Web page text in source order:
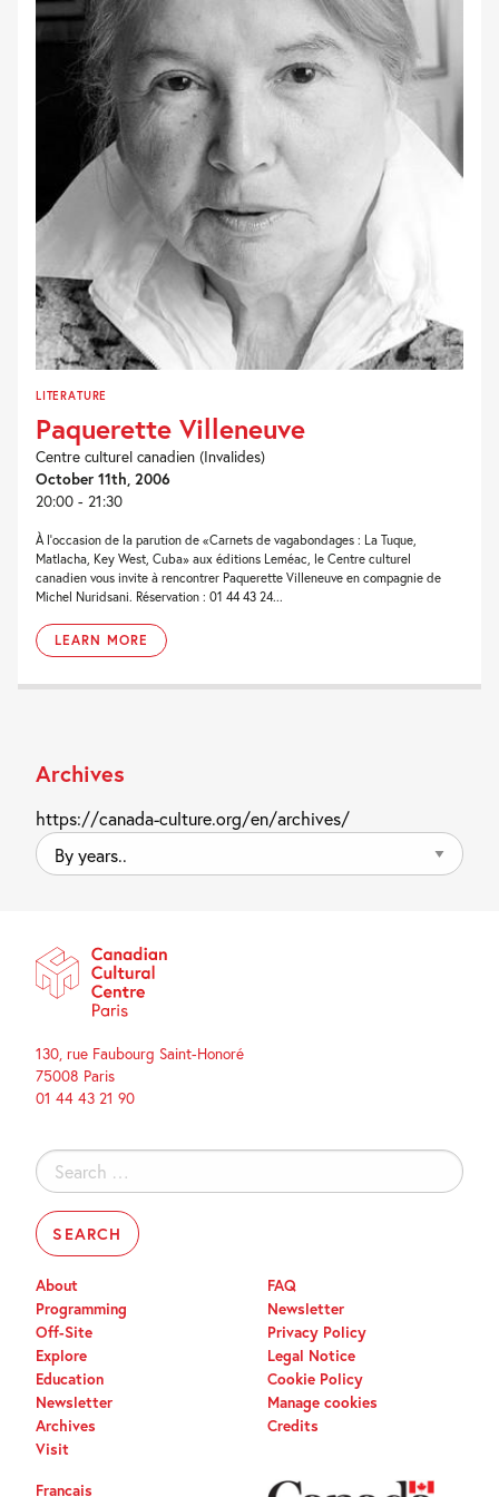
LITERATURE
Paquerette Villeneuve
Centre culturel canadien (Invalides)
October 11th, 2006
20:00 - 21:30
À l’occasion de la parution de «Carnets de vagabondages : La Tuque,
Matlacha, Key West, Cuba» aux éditions Leméac, le Centre culturel
canadien vous invite à rencontrer Paquerette Villeneuve en compagnie de
Michel Nuridsani. Réservation : 01 44 43 24...
LEARN MORE
Archives
https://canada-culture.org/en/archives/
By
years..
130, rue Faubourg Saint-Honoré
75008 Paris
01 44 43 21 90
Search
for:
About
Programming
Off-Site
Explore
Education
Newsletter
Archives
Visit
FAQ
Newsletter
Privacy Policy
Legal Notice
Cookie Policy
Manage cookies
Credits
Français